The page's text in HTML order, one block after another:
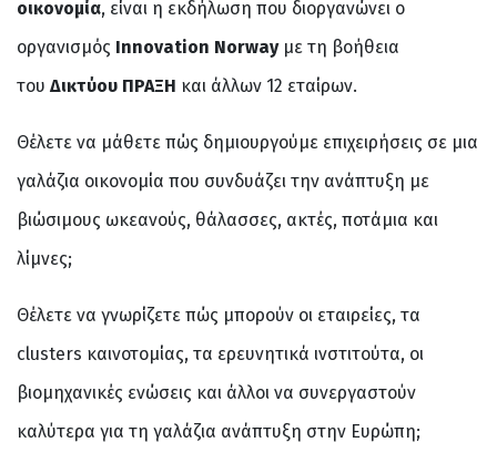
οικονομία, είναι η εκδήλωση που διοργανώνει ο
οργανισμός Innovation Norwayμε τη βοήθεια
του Δικτύου ΠΡΑΞΗ και άλλων 12 εταίρων.
Θέλετε να μάθετε πώς δημιουργούμε επιχειρήσεις σε μια
γαλάζια οικονομία που συνδυάζει την ανάπτυξη με
βιώσιμους ωκεανούς, θάλασσες, ακτές, ποτάμια και
λίμνες;
Θέλετε να γνωρίζετε πώς μπορούν οι εταιρείες, τα
clusters καινοτομίας, τα ερευνητικά ινστιτούτα, οι
βιομηχανικές ενώσεις και άλλοι να συνεργαστούν
καλύτερα για τη γαλάζια ανάπτυξη στην Ευρώπη;